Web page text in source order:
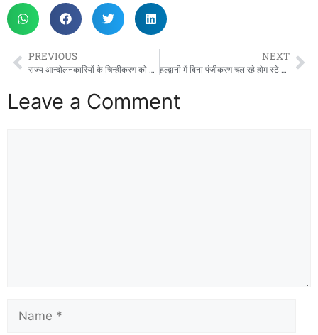
PREVIOUS
राज्य आन्दोलनकारियों के चिन्हीकरण को लेकर जिला प्रशासन की सकारात्मक पहल
NEXT
हल्द्वानी में बिना पंजीकरण चल रहे होम स्टे पर प्रशासन सख्त, दो इकाइयों पर कार्रवाई की चेतावनी
Leave a Comment